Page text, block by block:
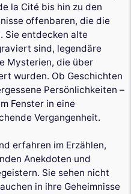
la Cité bis hin zu den
offenbaren, die die
Sie entdecken alte
sind, legendäre
Mysterien, die über
wurden. Ob Geschichten
Persönlichkeiten –
Fenster in eine
Vergangenheit.
erfahren im Erzählen,
Anekdoten und
Sie sehen nicht
in ihre Geheimnisse